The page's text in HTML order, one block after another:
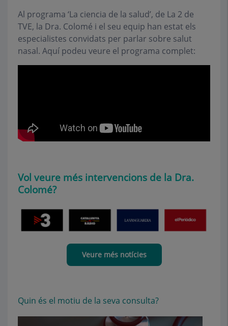
Al programa ‘La ciencia de la salud’, de La 2 de
TVE, la Dra. Colomé i el seu equip han estat els
especialistes convidats per parlar sobre salut
nasal. Aquí podeu veure el programa complet:
Vol veure més intervencions de la Dra.
Colomé?
Veure més notícies
Quin és el motiu de la seva consulta?